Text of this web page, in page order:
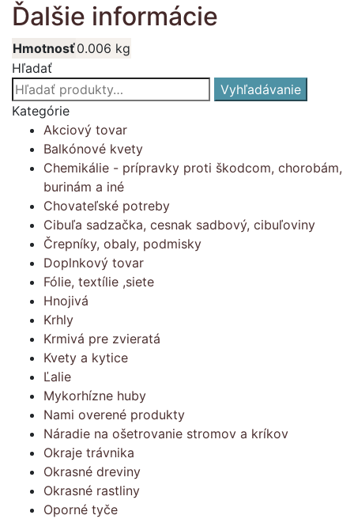
Ďalšie informácie
Hmotnosť0.006 kg
Hľadať
Hľadať:
Vyhľadávanie
Kategórie
Akciový tovar
Balkónové kvety
Chemikálie - prípravky proti škodcom, chorobám,
burinám a iné
Chovateľské potreby
Cibuľa sadzačka, cesnak sadbový, cibuľoviny
Črepníky, obaly, podmisky
Doplnkový tovar
Fólie, textílie ,siete
Hnojivá
Krhly
Krmivá pre zvieratá
Kvety a kytice
Ľalie
Mykorhízne huby
Nami overené produkty
Náradie na ošetrovanie stromov a kríkov
Okraje trávnika
Okrasné dreviny
Okrasné rastliny
Oporné tyče